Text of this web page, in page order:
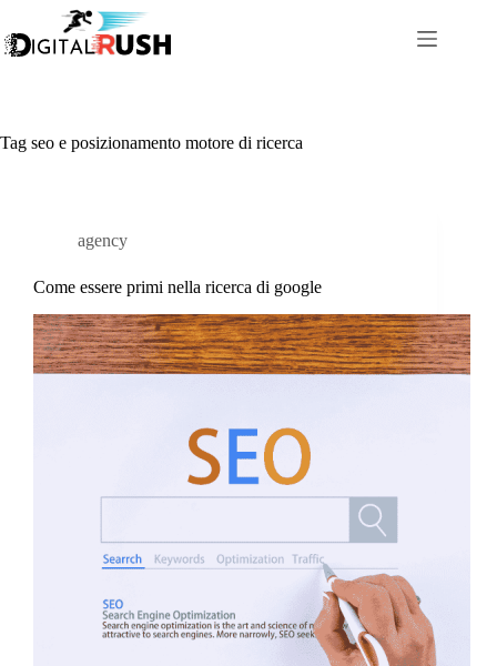
contenuto
Tag seo e posizionamento motore di ricerca
agency
Come essere primi nella ricerca di google